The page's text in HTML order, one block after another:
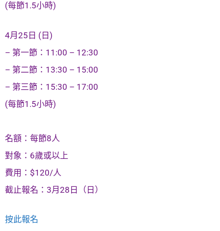
(每節1.5小時)
4月25日 (日)
– 第一節：11:00 – 12:30
– 第二節：13:30 – 15:00
– 第三節：15:30 – 17:00
(每節1.5小時)
名額：每節8人
對象：6歲或以上
費用：$120/人
截止報名：3月28日（日）
按此報名